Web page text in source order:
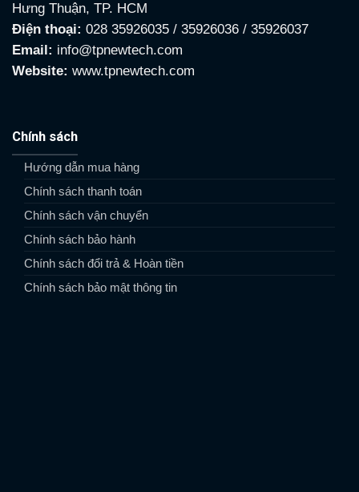
Hưng Thuận, TP. HCM
Điện thoại: 028 35926035 / 35926036 / 35926037
Email: info@tpnewtech.com
Website: www.tpnewtech.com
Chính sách
Hướng dẫn mua hàng
Chính sách thanh toán
Chính sách vận chuyển
Chính sách bảo hành
Chính sách đổi trả & Hoàn tiền
Chính sách bảo mật thông tin